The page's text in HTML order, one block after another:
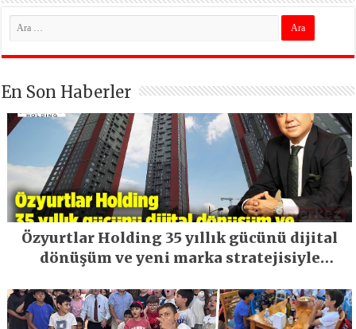
En Son Haberler
Özyurtlar Holding 35 yıllık gücünü dijital
dönüşüm ve yeni marka stratejisiyle